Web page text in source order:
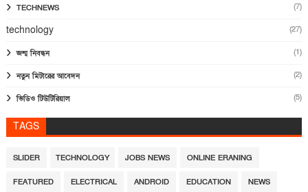
TECHNEWS (7)
technology (27)
জন্ম নিবন্ধন (1)
নতুন মিটারের আবেদন (2)
ভিডিও টিউটিরিয়াল (5)
TAGS
SLIDER TECHNOLOGY JOBS NEWS ONLINE ERANING
FEATURED ELECTRICAL ANDROID EDUCATION NEWS